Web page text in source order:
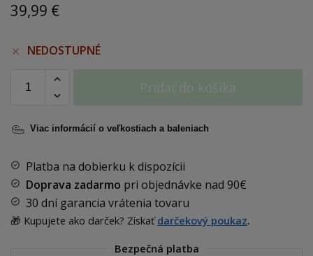
39,99 €
NEDOSTUPNÉ
Viac informácií o veľkostiach a baleniach
Platba na dobierku k dispozícii
Doprava zadarmo pri objednávke nad 90€
30 dní garancia vrátenia tovaru
🎁 Kupujete ako darček? Získaťdarčekový poukaz.
Bezpečná platba